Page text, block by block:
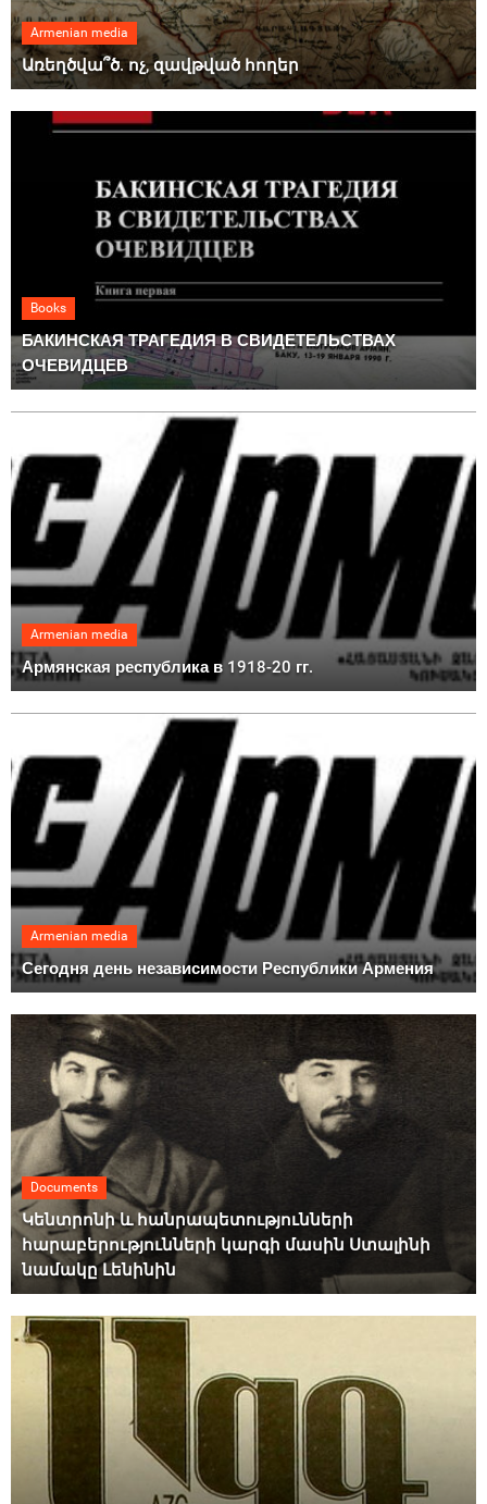
Armenian media
Առեղծվա՞ծ. ոչ, զավթված հողեր
Books
БАКИНСКАЯ ТРАГЕДИЯ В СВИДЕТЕЛЬСТВАХ
ОЧЕВИДЦЕВ
Armenian media
Армянская республика в 1918-20 гг.
Armenian media
Сегодня день независимости Республики Армения
Documents
Կենտրոնի և հանրապետությունների
հարաբերությունների կարգի մասին Ստալինի
նամակը Լենինին